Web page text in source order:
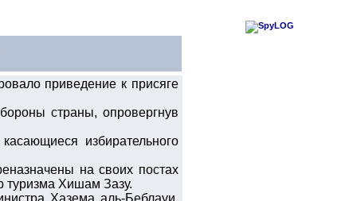
приведение к присяге
страны, опровергнув
избирательного
на своих постах
Хишам Зазу.